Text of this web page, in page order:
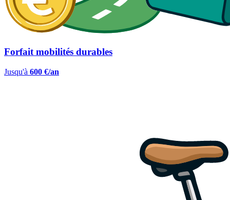
Forfait mobilités durables
Jusqu'à 600 €/an